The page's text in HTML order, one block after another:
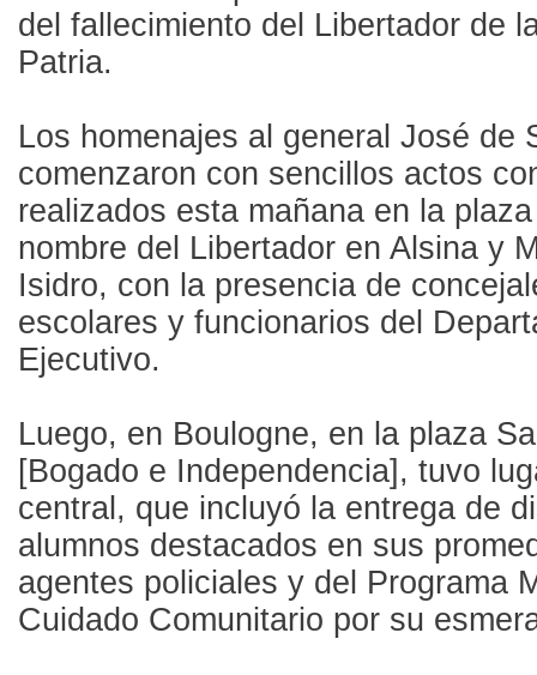
del fallecimiento del Libertador de
Patria.
Los homenajes al general José de
comenzaron con sencillos actos
realizados esta mañana en la
nombre del Libertador en Alsina y
Isidro, con la presencia de
escolares y funcionarios del
Ejecutivo.
Luego, en Boulogne, en la plaza
[Bogado e Independencia], tuvo
central, que incluyó la entrega de
alumnos destacados en sus
agentes policiales y del Programa
Cuidado Comunitario por su